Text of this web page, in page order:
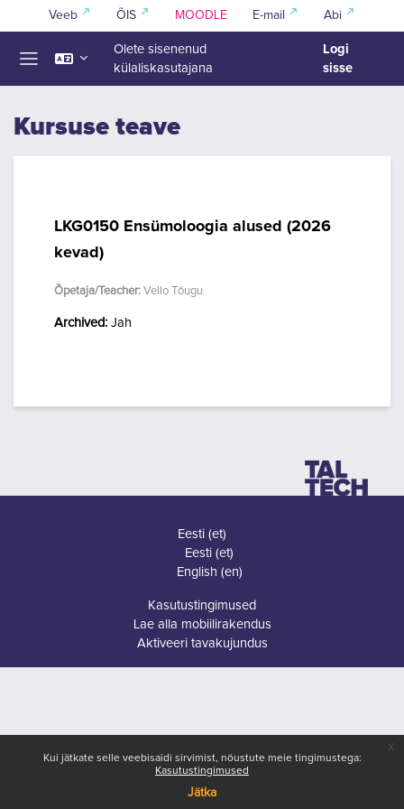
Jäta vahele peasisuni
Kui jätkate selle veebisaidi sirvimist, nõustute meie tingimustega:
Kasutustingimused
Jätka
Veeb ÕIS MOODLE E-mail Abi
Olete sisenenud
külaliskasutajana
Logi
sisse
Kursuse teave
LKG0150 Ensümoloogia alused (2026
kevad)
Õpetaja/Teacher: Vello Tõugu
Archived: Jah
Eesti ‎(et)‎
Eesti ‎(et)‎
English ‎(en)‎
Kasutustingimused
Lae alla mobiilirakendus
Aktiveeri tavakujundus